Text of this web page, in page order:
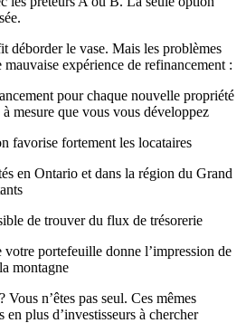
déborder le vase. Mais les problèmes
expérience de refinancement :
pour chaque nouvelle propriété
mesure que vous vous développez
favorise fortement les locataires
en Ontario et dans la région du Grand
de trouver du flux de trésorerie
votre portefeuille donne l’impression de
montagne
n’êtes pas seul. Ces mêmes
en plus d’investisseurs à chercher